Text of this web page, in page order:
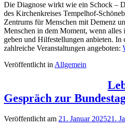
Die Diagnose wirkt wie ein Schock –
des Kirchenkreises Tempelhof-
Zentrums für Menschen mit Demenz
Menschen in dem Moment, wenn alles
geben und Hilfestellungen anbieten. In
zahlreiche Veranstaltungen angeboten:
Veröffentlicht in Allgemein
Gespräch zur
Veröffentlicht am 21. Januar 202521.